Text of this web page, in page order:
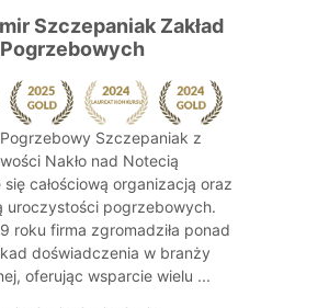
Szczepaniak Zakład
Pogrzebowych
Pogrzebowy Szczepaniak z
Nakło nad Notecią
się całościową organizacją oraz
uroczystości pogrzebowych.
roku firma zgromadziła ponad
doświadczenia w branży
oferując wsparcie wielu ...